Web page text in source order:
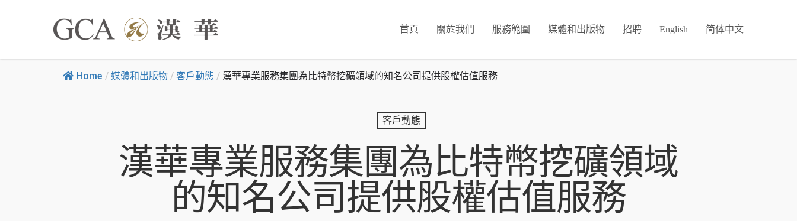
首頁 關於我們 服務範圍 媒體和出版物 招聘 English 简体中文
Home / 媒體和出版物 / 客戶動態 / 漢華專業服務集團為比特幣挖礦領域的知名公司提供股權估值服務
客戶動態
漢華專業服務集團為比特幣挖礦領域
的知名公司提供股權估值服務